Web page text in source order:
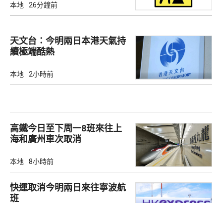
本地 26分鐘前
天文台：今明兩日本港天氣持
續極端酷熱
本地 2小時前
高鐵今日至下周一8班來往上
海和廣州車次取消
本地 8小時前
快運取消今明兩日來往寧波航
班